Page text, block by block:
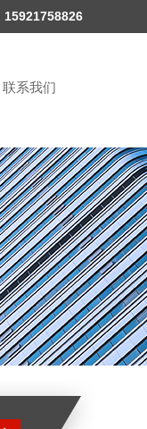
15921758826
联系我们